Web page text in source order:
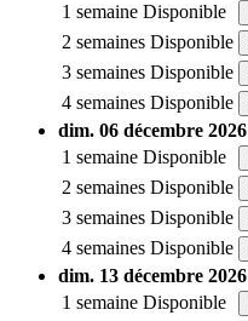
1 semaine Disponible
2 semaines Disponible
3 semaines Disponible
4 semaines Disponible
dim. 06 décembre 2026
1 semaine Disponible
2 semaines Disponible
3 semaines Disponible
4 semaines Disponible
dim. 13 décembre 2026
1 semaine Disponible